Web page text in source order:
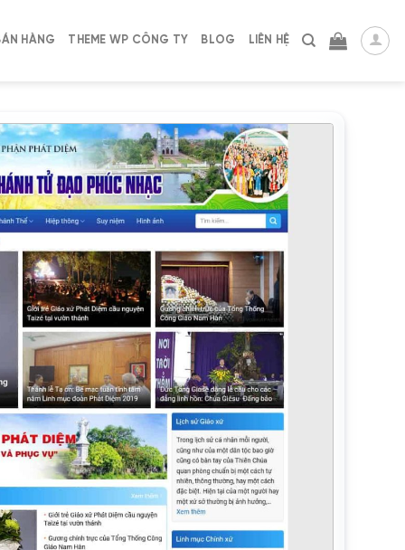
HÀNG THEME WP CÔNG TY BLOG LIÊN HỆ